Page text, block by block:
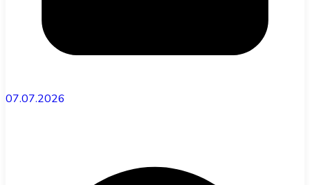
07.07.2026